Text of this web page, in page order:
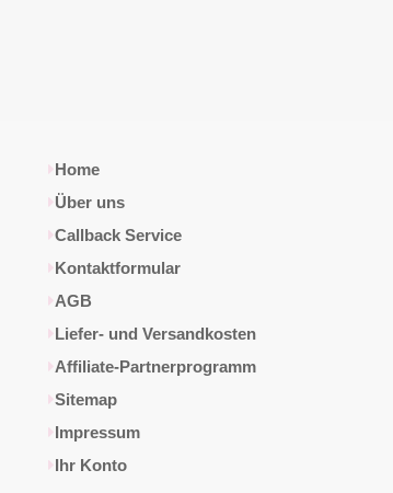
Home
Über uns
Callback Service
Kontaktformular
AGB
Liefer- und Versandkosten
Affiliate-Partnerprogramm
Sitemap
Impressum
Ihr Konto